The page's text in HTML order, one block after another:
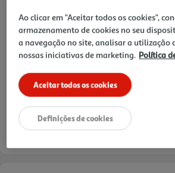
Ao clicar em "Aceitar todos os cookies",
armazenamento de cookies no seu
a navegação no site, analisar a utilização
nossas iniciativas de marketing. Política
Aceitar todos os cookies
Definições de cookies